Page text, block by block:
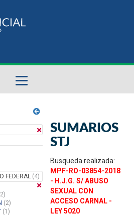
FEDERAL (4)
(2)
(1)
SUMARIOS
STJ
Busqueda realizada:
MPF-RO-03854-2018
- H.J.G. S/ ABUSO
SEXUAL CON
ACCESO CARNAL -
LEY 5020